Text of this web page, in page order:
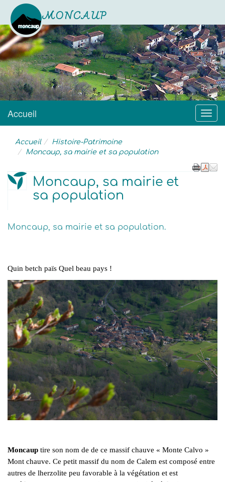
MONCAUP
Site officiel
Menu
Accueil
Accueil
Histoire-Patrimoine
Moncaup, sa mairie et sa population
Moncaup, sa mairie et
sa population
Moncaup, sa mairie et sa population.
Quin betch païs Quel beau pays !
Moncaup tire son nom de de ce massif chauve « Monte Calvo »
Mont chauve. Ce petit massif du nom de Calem est composé entre
autres de lherzolite peu favorable à la végétation et est